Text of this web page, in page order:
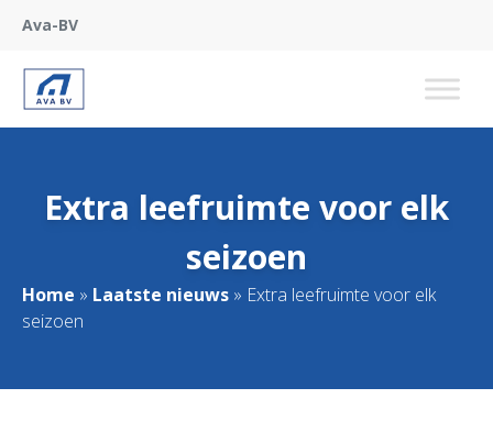
Ava-BV
Extra leefruimte voor elk
seizoen
Home » Laatste nieuws » Extra leefruimte voor elk
seizoen